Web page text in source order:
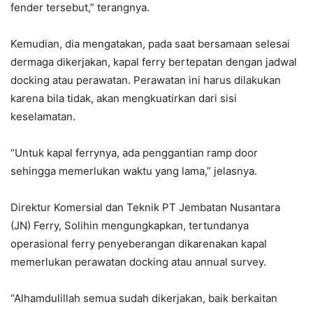
fender tersebut,” terangnya.
Kemudian, dia mengatakan, pada saat bersamaan selesai
dermaga dikerjakan, kapal ferry bertepatan dengan jadwal
docking atau perawatan. Perawatan ini harus dilakukan
karena bila tidak, akan mengkuatirkan dari sisi
keselamatan.
“Untuk kapal ferrynya, ada penggantian ramp door
sehingga memerlukan waktu yang lama,” jelasnya.
Direktur Komersial dan Teknik PT Jembatan Nusantara
(JN) Ferry, Solihin mengungkapkan, tertundanya
operasional ferry penyeberangan dikarenakan kapal
memerlukan perawatan docking atau annual survey.
“Alhamdulillah semua sudah dikerjakan, baik berkaitan